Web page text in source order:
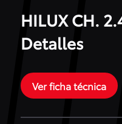
HILUX CH.
Detalles
Ver ficha técnica